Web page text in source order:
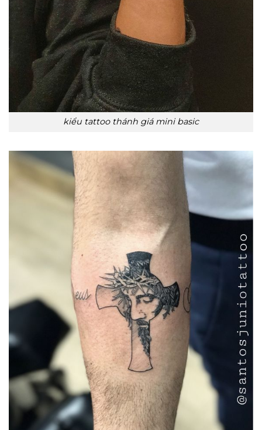
kiểu tattoo thánh giá mini basic